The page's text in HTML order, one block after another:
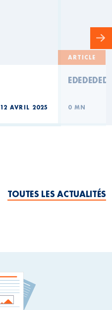
12 AVRIL 2025
ARTICLE
EDEDEDED
0 MN
TOUTES LES ACTUALITÉS